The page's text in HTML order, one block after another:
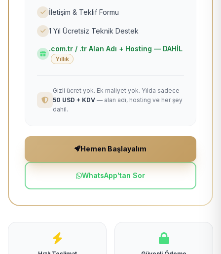
İletişim & Teklif Formu
1 Yıl Ücretsiz Teknik Destek
.com.tr / .tr Alan Adı + Hosting — DAHİL
Yıllık
Gizli ücret yok. Ek maliyet yok. Yılda sadece
50 USD + KDV — alan adı, hosting ve her şey
dahil.
Hemen Başlayalım
WhatsApp'tan Sor